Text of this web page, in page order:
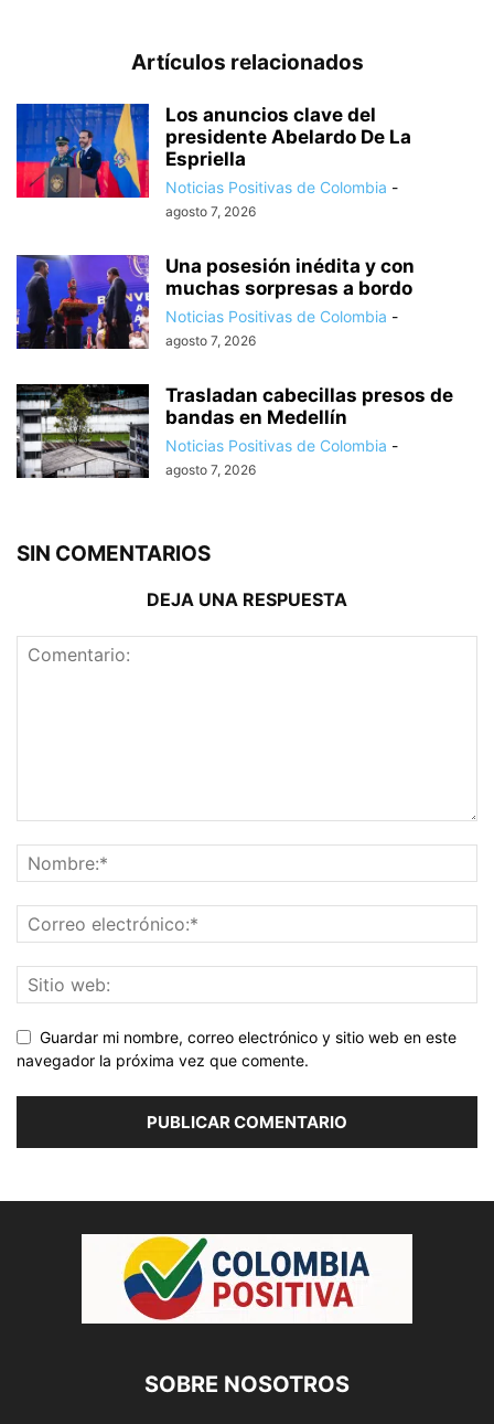
Artículos relacionados
Los anuncios clave del
presidente Abelardo De La
Espriella
Noticias Positivas de Colombia -
agosto 7, 2026
Una posesión inédita y con
muchas sorpresas a bordo
Noticias Positivas de Colombia -
agosto 7, 2026
Trasladan cabecillas presos de
bandas en Medellín
Noticias Positivas de Colombia -
agosto 7, 2026
SIN COMENTARIOS
DEJA UNA RESPUESTA
Guardar mi nombre, correo electrónico y sitio web en este
navegador la próxima vez que comente.
SOBRE NOSOTROS